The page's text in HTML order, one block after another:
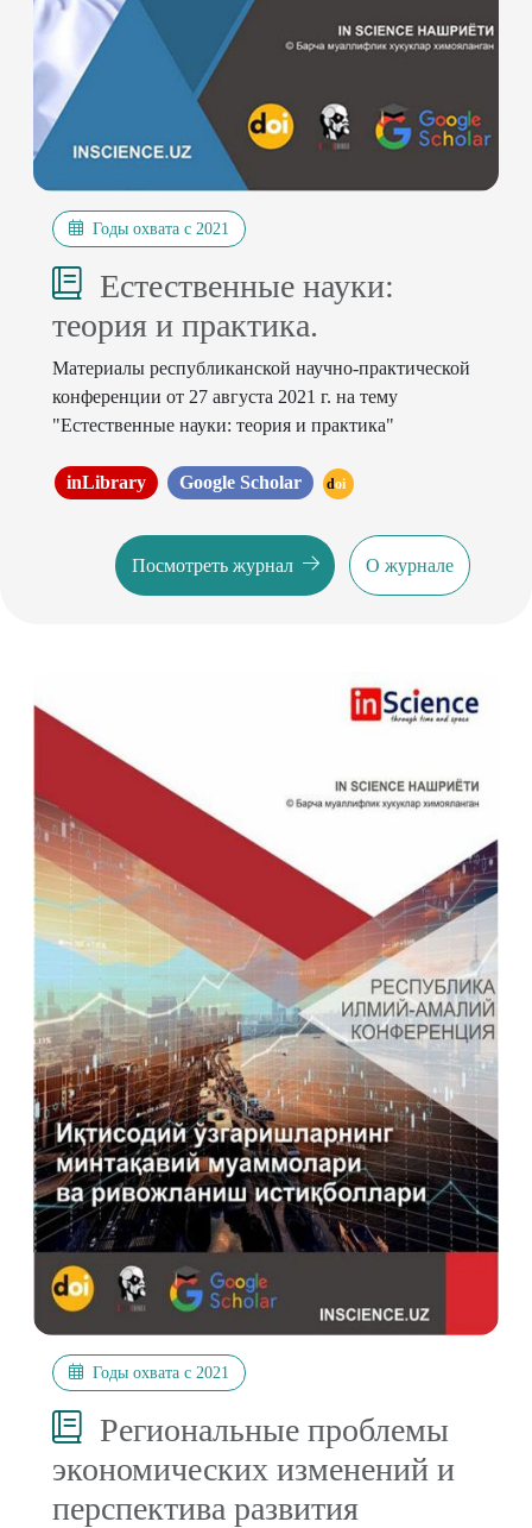
Годы охвата с 2021
Естественные науки:
теория и практика.
Материалы республиканской научно-практической
конференции от 27 августа 2021 г. на тему
"Естественные науки: теория и практика"
inLibrary Google Scholar doi
Посмотреть журнал О журнале
Годы охвата с 2021
Региональные проблемы
экономических изменений и
перспектива развития